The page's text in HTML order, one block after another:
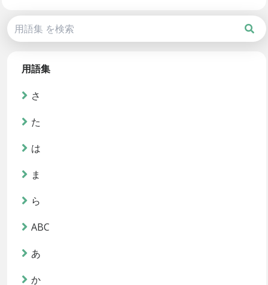
用語集
さ
た
は
ま
ら
ABC
あ
か